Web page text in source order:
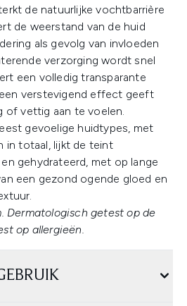
de natuurlijke vochtbarrière
de weerstand van de huid
als gevolg van invloeden
verzorging wordt snel
een volledig transparante
verstevigend effect geeft
of vettig aan te voelen.
gevoelige huidtypes, met
in totaal, lijkt de teint
gehydrateerd, met op lange
een gezond ogende gloed en
Dermatologisch getest op de
op allergieën.